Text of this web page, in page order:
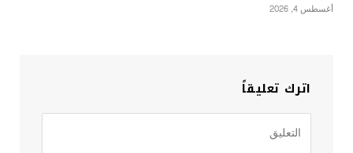
أغسطس 4, 2026
اترك تعليقاً